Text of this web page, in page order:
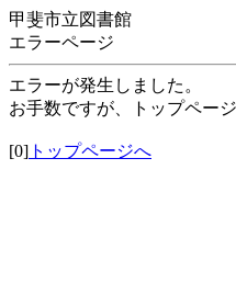
甲斐市立図書館
エラーページ
エラーが発生しました。
お手数ですが、トップペー
[0] トップページへ